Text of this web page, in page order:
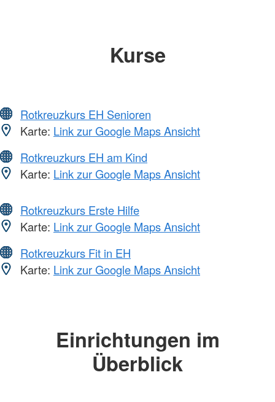
Kurse
Rotkreuzkurs EH Senioren
Karte: Link zur Google Maps Ansicht
Rotkreuzkurs EH am Kind
Karte: Link zur Google Maps Ansicht
Rotkreuzkurs Erste Hilfe
Karte: Link zur Google Maps Ansicht
Rotkreuzkurs Fit in EH
Karte: Link zur Google Maps Ansicht
Einrichtungen im
Überblick